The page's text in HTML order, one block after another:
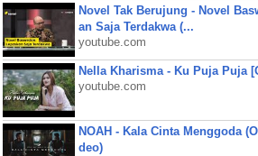
Novel Tak Berujung - Novel
an Saja Terdakwa (...
youtube.com
Nella Kharisma - Ku Puja Puja
youtube.com
NOAH - Kala Cinta Menggoda
deo)